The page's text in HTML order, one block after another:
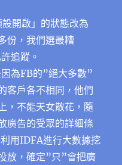
開啟」的狀態改為
份，我們選最糟
追蹤。
為FB的”絕大多數”
客戶各不相同，他們
，不能天女散花，隨
廣告的受眾的詳細條
用IDFA進行大數據挖
放，確定”只”會把廣